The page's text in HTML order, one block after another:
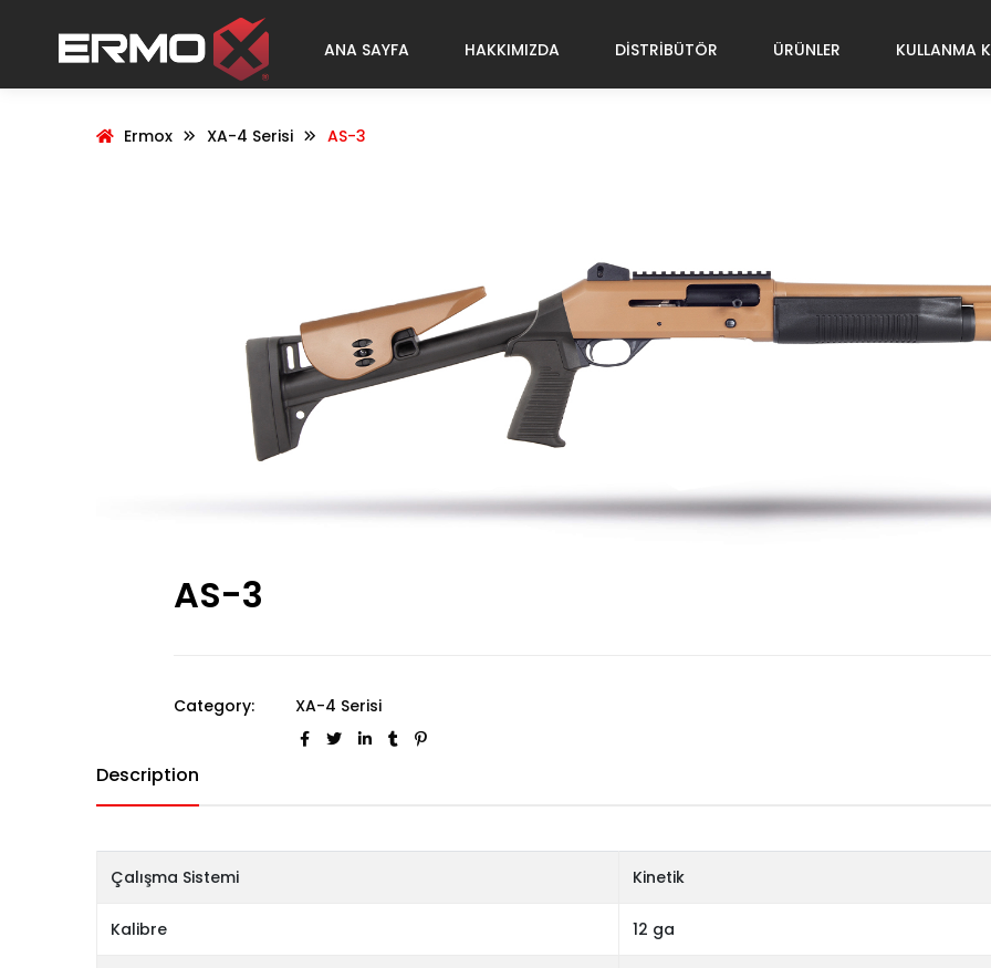
ANA SAYFA HAKKIMIZDA DISTRIBÜTÖR ÜRÜNLER KULLANMA
Ermox XA-4 Serisi AS-3
AS-3
Category: XA-4 Serisi
Description
Çalışma Sistemi Kinetik
Kalibre 12 ga